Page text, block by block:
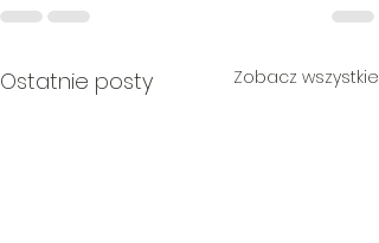
Ostatnie posty Zobacz wszystkie